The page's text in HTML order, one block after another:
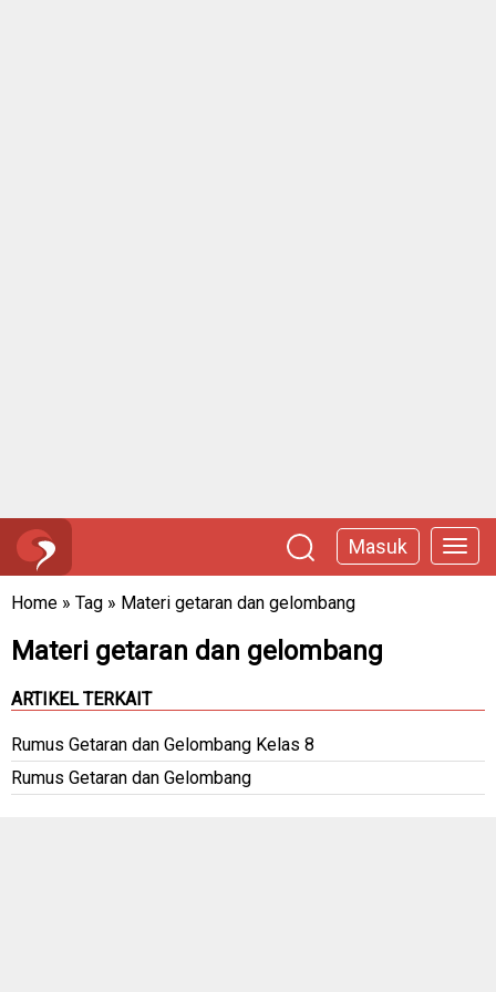
Masuk
Home » Tag » Materi getaran dan gelombang
Materi getaran dan gelombang
ARTIKEL TERKAIT
Rumus Getaran dan Gelombang Kelas 8
Rumus Getaran dan Gelombang